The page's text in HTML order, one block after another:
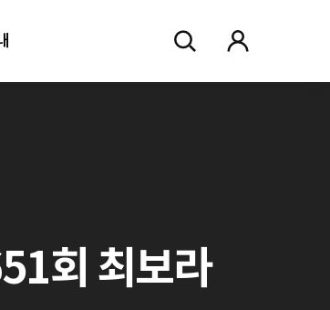
회 최보라